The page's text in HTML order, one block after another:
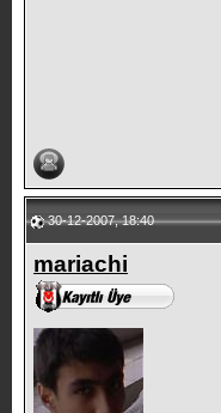
30-12-2007, 18:40
mariachi